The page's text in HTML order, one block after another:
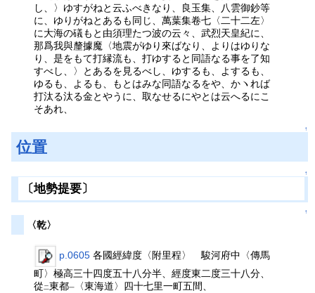
し、〉ゆすがねと云ふべきなり、良玉集、八雲御鈔等
に、ゆりがねとあるも同じ、萬葉集卷七〈二十二左〉
に大海の礒もと由須理たつ波の云々、武烈天皇紀に、
那爲我與釐據魔〈地震がゆり來ばなり、よりはゆりな
り、是をもて打縁流も、打ゆすると同語なる事を了知
すべし、〉とあるを見るべし、ゆするも、よするも、
ゆるも、よるも、もとはみな同語なるをや、かヽれば
打汰る汰る金とやうに、取なせるにやとは云へるにこ
そあれ、
↑
位置
↑
〔地勢提要〕
↑
〈乾〉
p.0605 各國經緯度〈附里程〉 駿河府中〈傳馬
町〉極高三十四度五十八分半、經度東二度三十八分、
從二東都一 〈東海道〉四十七里一町五間、